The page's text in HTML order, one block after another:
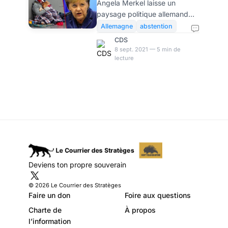
Angela Merkel laisse un
paysage politique allemand
dévasté. D'ici les élections du
26 septembre, nous
proposerons une chronique
régulière de cette réalité qui
En réélisant régulièrement
Angela Merkel, les citoyens de
la République Fédérale ont
largement contribué à créer la
Allemagne
abstention
CDS
8 sept. 2021 — 5 min de
lecture
Deviens ton propre souverain
© 2026 Le Courrier des Stratèges
Faire un don
Foire aux questions
Charte de
l’information
À propos